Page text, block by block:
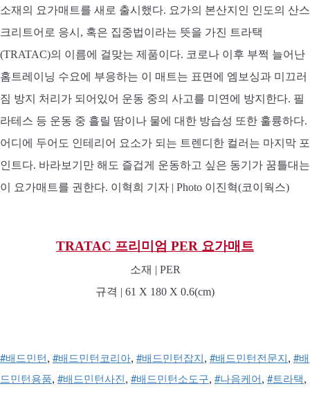
소재의 요가매트를 새로 출시했다. 요가의 본산지인 인도의 산스
크리트어로 응시, 혹은 집중법이라는 뜻을 가진 트라택
(TRATAC)의 이름에 걸맞는 제품이다. 코로나 이후 부쩍 늘어난
홈트레이닝 수요에 부응하는 이 매트는 표면에 엠보싱과 미끄러
짐 방지 처리가 되어있어 운동 중의 사고를 미연에 방지한다. 필
라테스 등 운동 중 흘릴 땀이나 물에 대한 방습성 또한 훌륭하다.
어디에 두어도 인테리어 요소가 되는 트렌디한 컬러는 마지막 포
인트다. 바라보기만 해도 즐겁게 운동하고 싶은 동기가 꿈틀대는
이 요가매트를 권한다. 이혁희 기자 | Photo 이진혁(코이웍스)
TRATAC 프리미엄 PER 요가매트
소재 | PER
규격 | 61 X 180 X 0.6(cm)
#배드민턴, #배드민턴코리아, #배드민턴잡지, #배드민턴전문지, #배
드민턴용품, #배드민턴사진, #배드민턴소도구, #나음케어, #트라택